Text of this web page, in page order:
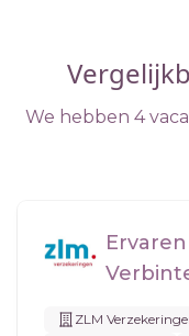
We hebben 4
ZLM